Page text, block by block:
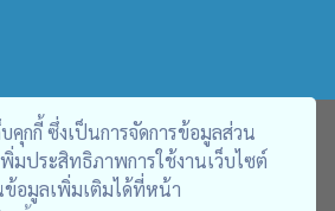
บคุกกี้ ซึ่งเป็นการจัดการข้อมูลส่วน
มประสิทธิภาพการใช้งานเว็บไซต์
อมูลเพิ่มเติมได้ที่หน้า
ากวารสารอื่น หรือนำเสนอในเชิง
อ้างอิงทางกฎหมายได้